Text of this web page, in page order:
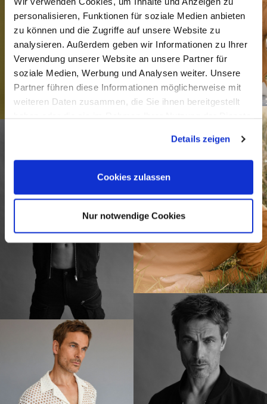
personalisieren, Funktionen für soziale Medien anbieten
zu können und die Zugriffe auf unsere Website zu
analysieren. Außerdem geben wir Informationen zu Ihrer
Verwendung unserer Website an unsere Partner für
soziale Medien, Werbung und Analysen weiter. Unsere
Partner führen diese Informationen möglicherweise mit
weiteren Daten zusammen, die Sie ihnen bereitgestellt
Details zeigen
Cookies zulassen
Nur notwendige Cookies